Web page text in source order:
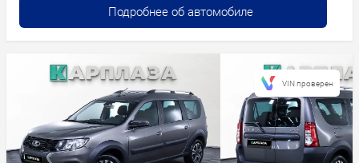
Подробнее об автомобиле
VIN проверен